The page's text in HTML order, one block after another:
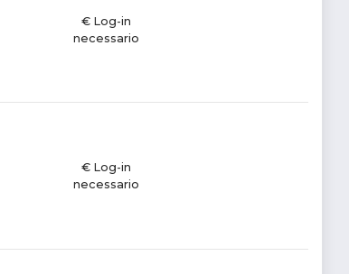
€ Log-in
necessario
€ Log-in
necessario